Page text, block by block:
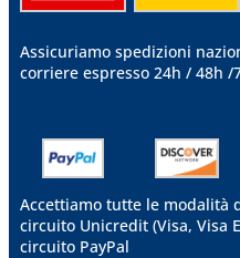
Assicuriamo spedizioni
corriere espresso 24h / 48h /
Accettiamo tutte le modalità
circuito Unicredit (Visa, Visa
circuito PayPal